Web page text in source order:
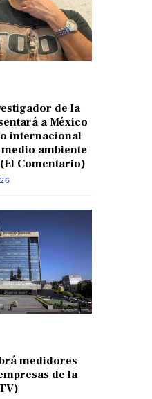
de la
a México
internacional
ambiente
Comentario)
medidores
de la